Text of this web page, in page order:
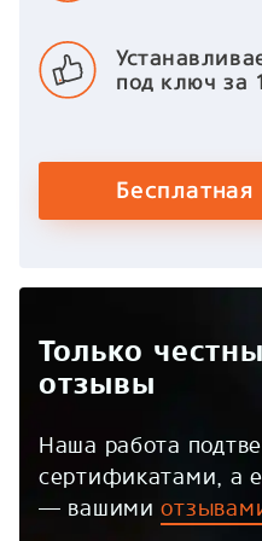
под ключ за
Бесплатная
Только
отзывы
Наша работа
сертификатами, а
— вашими